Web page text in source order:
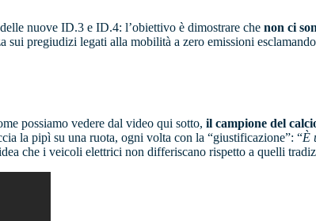
nuove ID.3 e ID.4: l’obiettivo è dimostrare che non ci
sui pregiudizi legati alla mobilità a zero emissioni
possiamo vedere dal video qui sotto, il campione del
la pipì su una ruota, ogni volta con la “giustificazione”: “È
che i veicoli elettrici non differiscano rispetto a quelli